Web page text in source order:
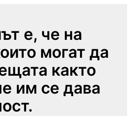
е, че на
могат да
както
им се дава